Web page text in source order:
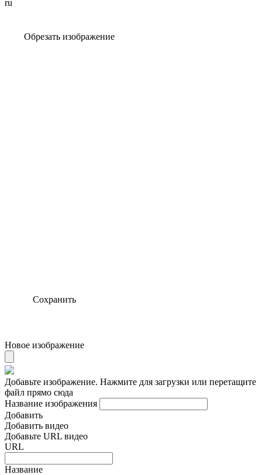
ru
Обрезать изображение
Сохранить
Новое изображение
Добавьте изображение. Нажмите для загрузки или перетащите
файл прямо сюда
Название изображения
Добавить
Добавить видео
Добавьте URL видео
URL
Название